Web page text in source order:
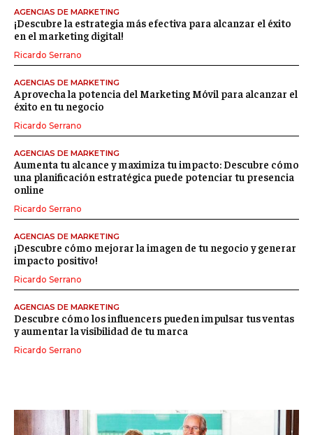
AGENCIAS DE MARKETING
¡Descubre la estrategia más efectiva para alcanzar el éxito
en el marketing digital!
Ricardo Serrano
AGENCIAS DE MARKETING
Aprovecha la potencia del Marketing Móvil para alcanzar el
éxito en tu negocio
Ricardo Serrano
AGENCIAS DE MARKETING
Aumenta tu alcance y maximiza tu impacto: Descubre cómo
una planificación estratégica puede potenciar tu presencia
online
Ricardo Serrano
AGENCIAS DE MARKETING
¡Descubre cómo mejorar la imagen de tu negocio y generar
impacto positivo!
Ricardo Serrano
AGENCIAS DE MARKETING
Descubre cómo los influencers pueden impulsar tus ventas
y aumentar la visibilidad de tu marca
Ricardo Serrano